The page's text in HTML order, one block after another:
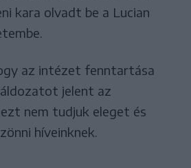
kara olvadt be a Lucian
az intézet fenntartása
jelent az
nem tudjuk eleget és
híveinknek.